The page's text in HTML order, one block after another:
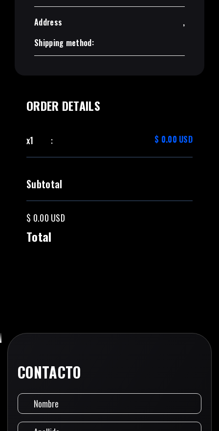
Address
,
Shipping method:
ORDER DETAILS
x1 : $ 0.00 USD
Subtotal
$ 0.00 USD
Total
CONTACTO